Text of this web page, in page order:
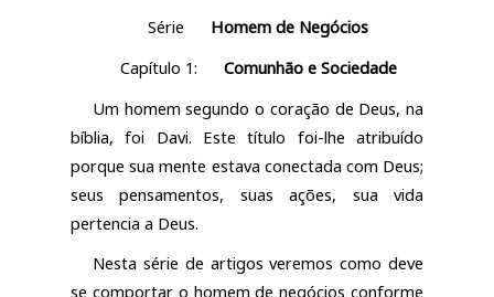
Série
Homem de Negócios
Capítulo 1:
Comunhão e Sociedade
Um homem segundo o coração de Deus, na
bíblia, foi Davi. Este título foi-lhe atribuído
porque sua mente estava conectada com Deus;
seus pensamentos, suas ações, sua vida
pertencia a Deus.
Nesta série de artigos veremos como deve
se comportar o homem de negócios conforme